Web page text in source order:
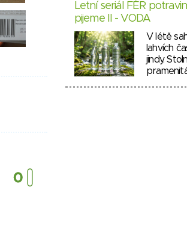
Letní seriál FÉR
pijeme II - VODA
V létě
lahvích
jindy.